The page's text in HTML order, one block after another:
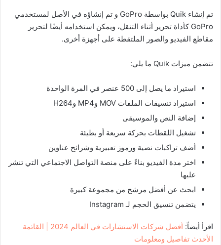
تم إنشاء Quik بواسطة GoPro و تم إنشاؤه في الأصل لمستخدمي
GoPro كأداة تحرير أثناء التنقل، ويمكن استخدامه أيضًا لتحرير
مقاطع الفيديو والصور الملتقطة على أجهزة أخرى.
تتضمن ميزات Quik ما يلي:
استيراد ما يصل إلى 500 عنصر في المرة الواحدة
استيراد تنسيقات الملفات MOV وMP4 وH264
إضافة النص والموسيقى
تشغيل اللقطات بحركة سريعة أو بطيئة
أضف تراكبات نصية ورموز تعبيرية وشرائح عناوين
اختر مدة الفيديو بناءً على منصة التواصل الاجتماعي التي تنشر
عليها
ابحث عن أفضل مرشح من مجموعة كبيرة
يتضمن تنسيق الحجم لـ Instagram
اقرأ أيضاً:
أفضل شركات الاستشارات في العالم 2024 | القائمة
الأحدث تفاصيل ومعلومات